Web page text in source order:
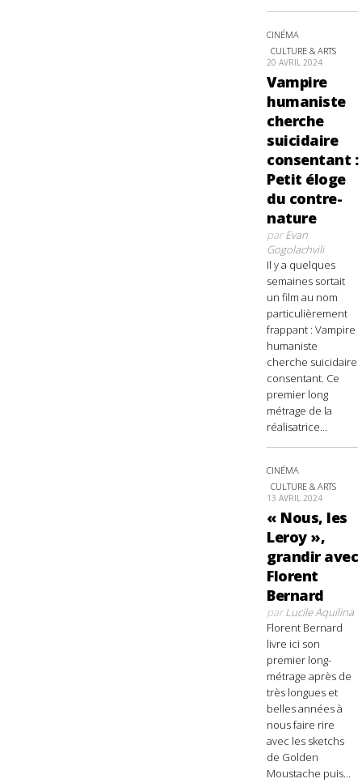
CINÉMA
CULTURE & ARTS
20 AVRIL 2024
Vampire
humaniste
cherche
suicidaire
consentant :
Petit éloge
du contre-
nature
parEvan
Gogolachvili
Il y a quelques
semaines sortait
un film au nom
particulièrement
frappant : Vampire
humaniste
cherche suicidaire
consentant. Ce
premier long
métrage de la
réalisatrice...
CINÉMA
CULTURE & ARTS
13 AVRIL 2024
« Nous, les
Leroy »,
grandir avec
Florent
Bernard
parLucile Aquilina
Florent Bernard
livre ici son
premier long-
métrage après de
très longues et
belles années à
nous faire rire
avec les sketchs
de Golden
Moustache puis...